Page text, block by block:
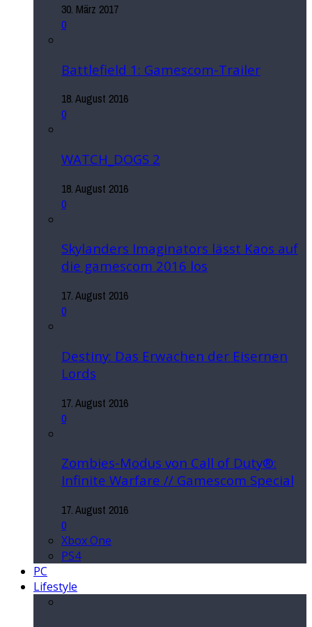
30. März 2017
0
Battlefield 1: Gamescom-Trailer
18. August 2016
0
WATCH_DOGS 2
18. August 2016
0
Skylanders Imaginators lässt Kaos auf
die gamescom 2016 los
17. August 2016
0
Destiny: Das Erwachen der Eisernen
Lords
17. August 2016
0
Zombies-Modus von Call of Duty®:
Infinite Warfare // Gamescom Special
17. August 2016
0
Xbox One
PS4
PC
Lifestyle